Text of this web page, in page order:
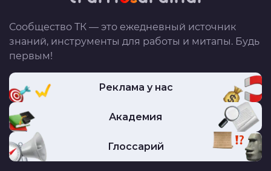
Сообщество ТК — это ежедневный источник
знаний, инструменты для работы и митапы. Будь
первым!
Реклама у нас
Академия
Глоссарий